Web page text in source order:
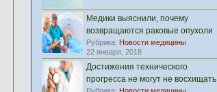
Медики выяснили, почему
возвращаются раковые опухоли
Рубрика: Новости медицины
22 января, 2018
Достижения технического
прогресса не могут не восхищать